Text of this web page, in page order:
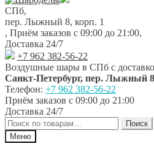
к
навигации
к
содержимому
СПб,
пер. Лыжный 8, корп. 1
, Приём заказов с 09:00 до 21:00,
Доставка 24/7
+7 962 382-56-22
Воздушные шары в СПб с
Санкт-Петербург, пер. Лыжный 8
Телефон: +7 962 382-56-22
Приём заказов с 09:00 до 21:00
Доставка 24/7
Искать:
Поиск
Меню